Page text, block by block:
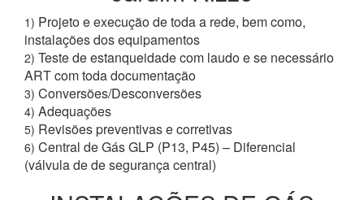
1) Projeto e execução de toda a rede, bem como,
instalações dos equipamentos
2) Teste de estanqueidade com laudo e se necessário
ART com toda documentação
3) Conversões/Desconversões
4) Adequações
5) Revisões preventivas e corretivas
6) Central de Gás GLP (P13, P45) – Diferencial
(válvula de de segurança central)